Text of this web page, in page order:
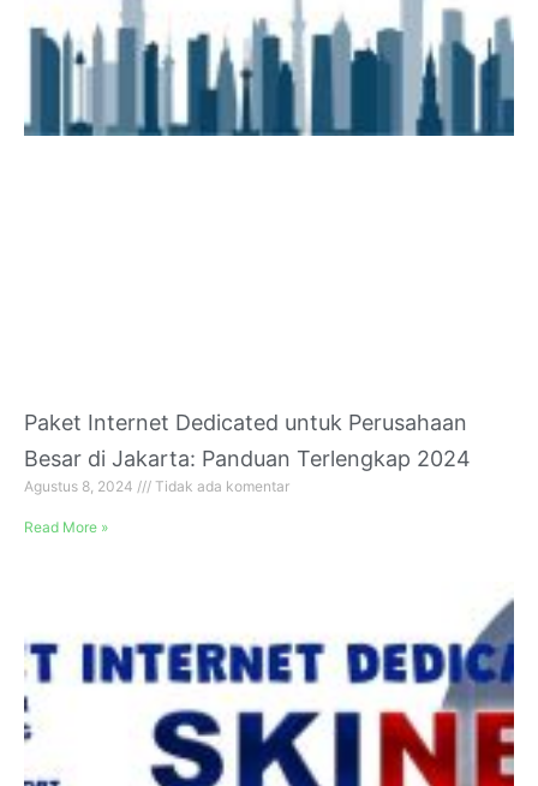
Paket Internet Dedicated untuk Perusahaan
Besar di Jakarta: Panduan Terlengkap 2024
Agustus 8, 2024 Tidak ada komentar
Read More »